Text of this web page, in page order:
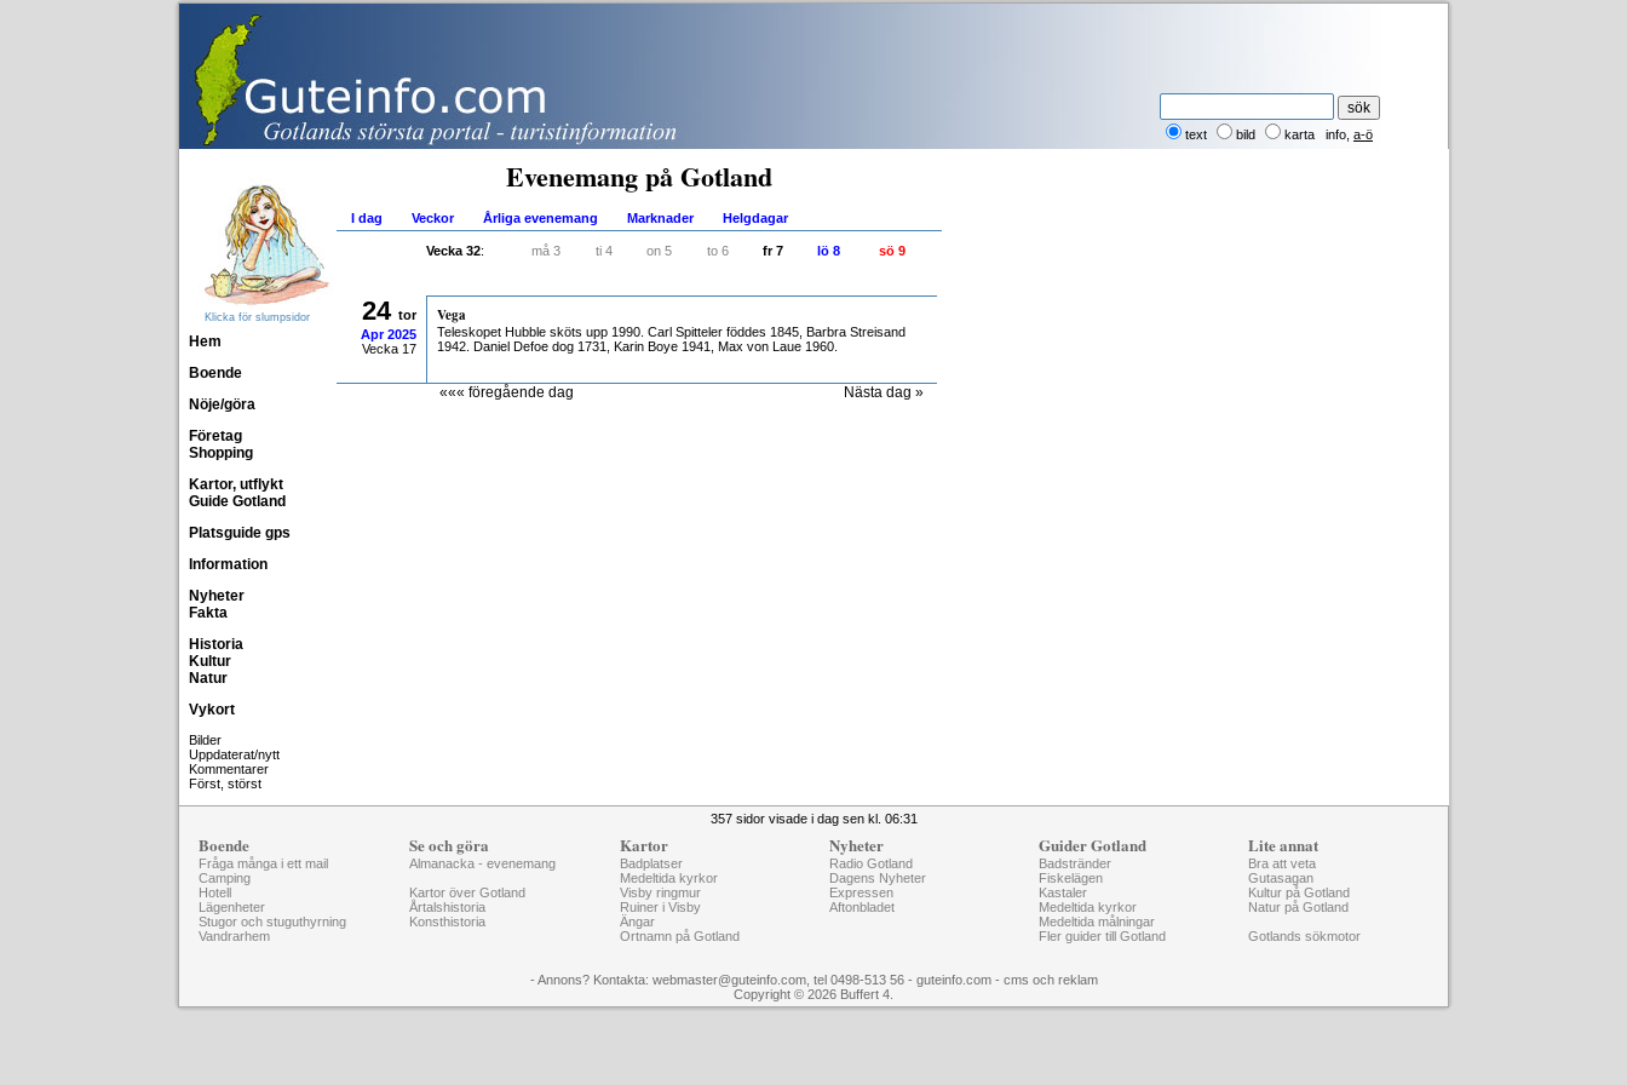
text bild karta info a-ö
Klicka för slumpsidor
Hem
Boende
Nöje/göra
Företag
Shopping
Kartor, utflykt
Guide Gotland
Platsguide gps
Information
Nyheter
Fakta
Historia
Kultur
Natur
Vykort
Bilder
Uppdaterat/nytt
Kommentarer
Först, störst
Evenemang på Gotland
I dag Veckor Årliga evenemang Marknader Helgdagar
Vecka 32: må 3 ti 4 on 5 to 6 fr 7 lö 8 sö 9
24 tor
Apr 2025
Vecka 17
Vega
Teleskopet Hubble sköts upp 1990. Carl Spitteler föddes 1845, Barbra Streisand
1942. Daniel Defoe dog 1731, Karin Boye 1941, Max von Laue 1960.
««« föregående dag Nästa dag »
357 sidor visade i dag sen kl. 06:31
Boende
Fråga många i ett mail
Camping
Hotell
Lägenheter
Stugor och stuguthyrning
Vandrarhem
Se och göra
Almanacka - evenemang
Kartor över Gotland
Årtalshistoria
Konsthistoria
Kartor
Badplatser
Medeltida kyrkor
Visby ringmur
Ruiner i Visby
Ängar
Ortnamn på Gotland
Nyheter
Radio Gotland
Dagens Nyheter
Expressen
Aftonbladet
Guider Gotland
Badstränder
Fiskelägen
Kastaler
Medeltida kyrkor
Medeltida målningar
Fler guider till Gotland
Lite annat
Bra att veta
Gutasagan
Kultur på Gotland
Natur på Gotland
Gotlands sökmotor
- Annons? Kontakta: webmaster@guteinfo.com, tel 0498-513 56 - guteinfo.com - cms och reklam
Copyright © 2026 Buffert 4.